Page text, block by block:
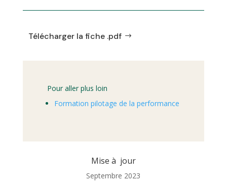
Télécharger la fiche .pdf
Pour aller plus loin
Formation pilotage de la performance
Mise à jour
Septembre 2023